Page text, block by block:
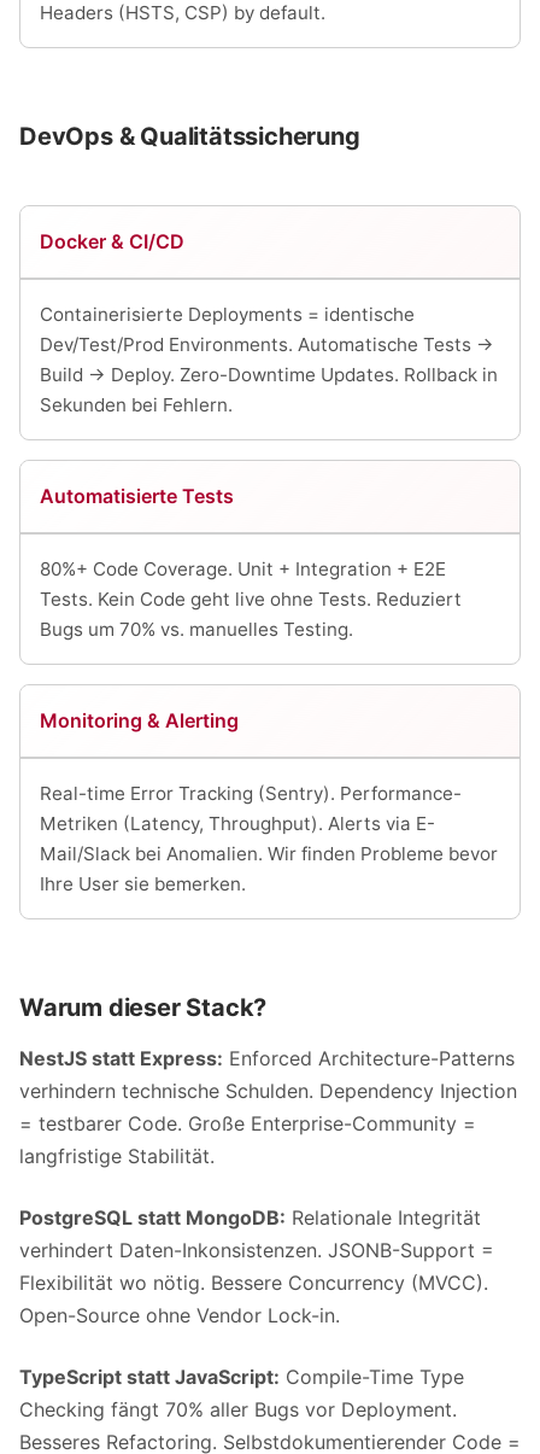
Headers (HSTS, CSP) by default.
DevOps & Qualitätssicherung
Docker & CI/CD
Containerisierte Deployments = identische
Dev/Test/Prod Environments. Automatische Tests →
Build → Deploy. Zero-Downtime Updates. Rollback in
Sekunden bei Fehlern.
Automatisierte Tests
80%+ Code Coverage. Unit + Integration + E2E
Tests. Kein Code geht live ohne Tests. Reduziert
Bugs um 70% vs. manuelles Testing.
Monitoring & Alerting
Real-time Error Tracking (Sentry). Performance-
Metriken (Latency, Throughput). Alerts via E-
Mail/Slack bei Anomalien. Wir finden Probleme bevor
Ihre User sie bemerken.
Warum dieser Stack?
NestJS statt Express: Enforced Architecture-Patterns
verhindern technische Schulden. Dependency Injection
= testbarer Code. Große Enterprise-Community =
langfristige Stabilität.
PostgreSQL statt MongoDB: Relationale Integrität
verhindert Daten-Inkonsistenzen. JSONB-Support =
Flexibilität wo nötig. Bessere Concurrency (MVCC).
Open-Source ohne Vendor Lock-in.
TypeScript statt JavaScript: Compile-Time Type
Checking fängt 70% aller Bugs vor Deployment.
Besseres Refactoring. Selbstdokumentierender Code =